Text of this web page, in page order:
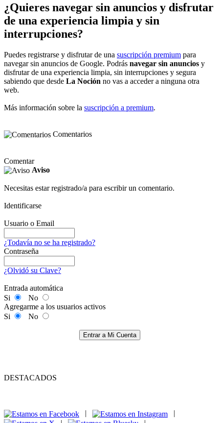
¿Quieres navegar sin anuncios y disfrutar
de una experiencia limpia y sin
interrupciones?
Puedes registrarse y disfrutar de una suscripción premium para
navegar sin anuncios de Google. Podrás navegar sin anuncios y
disfrutar de una experiencia limpia, sin interrupciones y segura
sabiendo que desde La Noción no vas a acceder a ninguna otra
web.
Más información sobre la suscripción a premium.
Comentarios
Comentar
Aviso
Necesitas estar registrado/a para escribir un comentario.
Identificarse
Usuario o Email
¿Todavía no se ha registrado?
Contraseña
¿Olvidó su Clave?
Entrada automática
Si
No
Agregarme a los usuarios activos
Si
No
Entrar a Mi Cuenta
DESTACADOS